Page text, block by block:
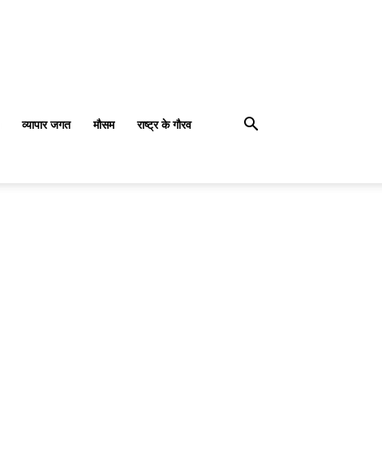
व्यापार जगत मौसम राष्ट्र के गौरव